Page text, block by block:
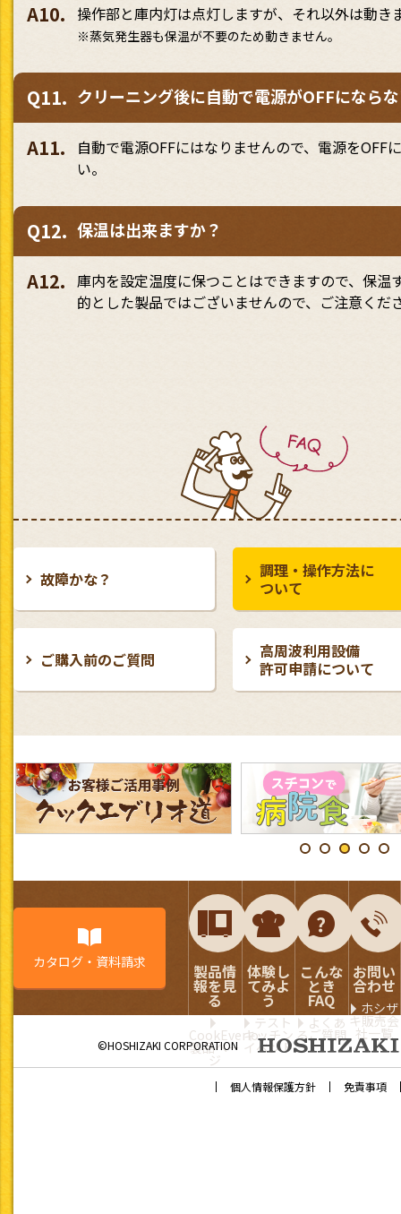
A10. 操作部と庫内灯は点灯しますが、それ以外は動き
※蒸気発生器も保温が不要のため動きません。
Q11. クリーニング後に自動で電源がOFFになら
A11.
自動で電源OFFにはなりませんので、電源を
い。
Q12. 保温は出来ますか？
A12. 庫内を設定温度に保つことはできますので、保
的とした製品ではございませんので、ご注意くだ
故障かな？
調理・操作方法に
ついて
ご購入前のご質問
高周波利用設備
許可申請について
カタログ・資料請求 製品情
報を見
る
CookEverio
製品ペー
ジ
体験し
てみよ
う
テスト
キッチン
イベント
こんな
とき
FAQ
よくあ
るご質問
お問い
合わせ
ホシザ
キ販売会
社一覧
©HOSHIZAKI CORPORATION
個人情報保護方針 免責事項